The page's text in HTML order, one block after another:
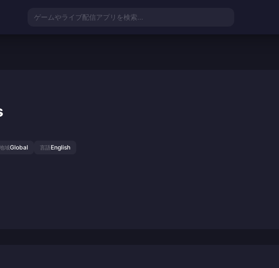
ゲームやライブ配信アプリを検索...
域Global 言語English